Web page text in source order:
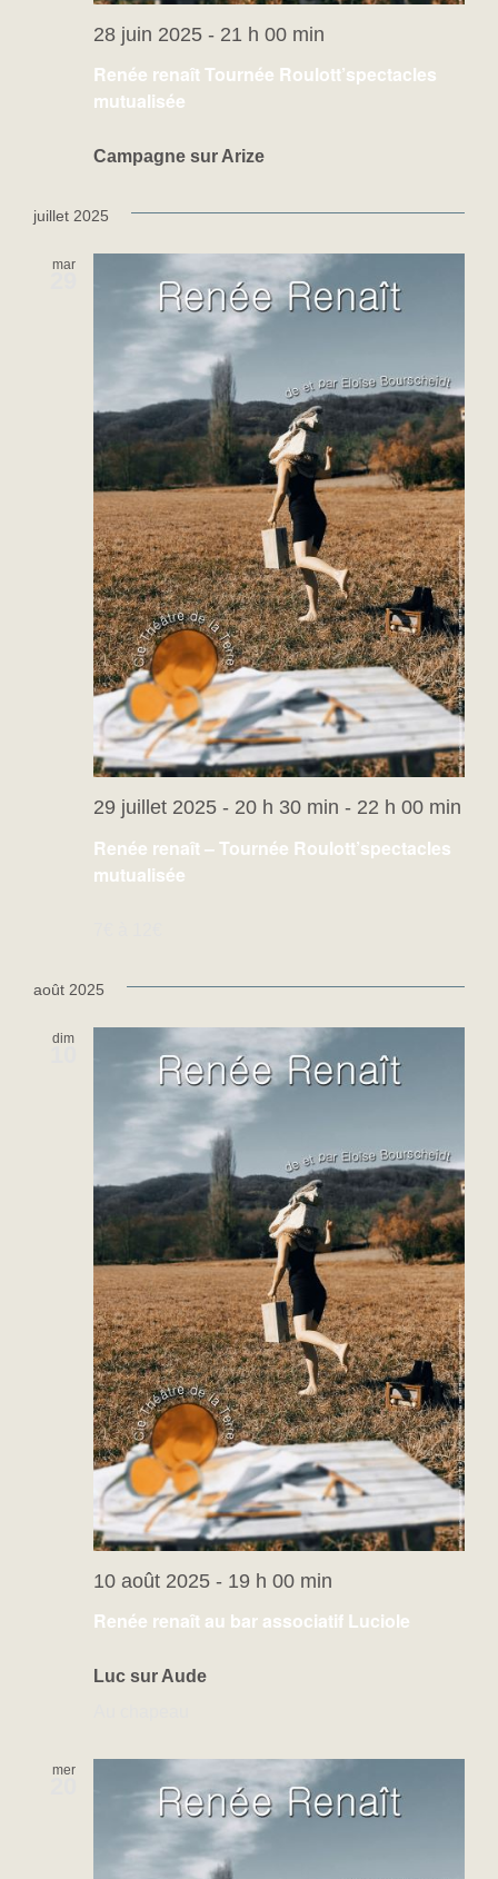
Renée renaît Tournée Roulott’spectacles
mutualisée
28 juin 2025 - 21 h 00 min
Campagne sur Arize
juillet 2025
mar
Renée renaît – Tournée Roulott’spectacles
mutualisée
29 juillet 2025 - 20 h 30 min - 22 h 00 min
août 2025
dim
Renée renaît au bar associatif Luciole
10 août 2025 - 19 h 00 min
Luc sur Aude
mer